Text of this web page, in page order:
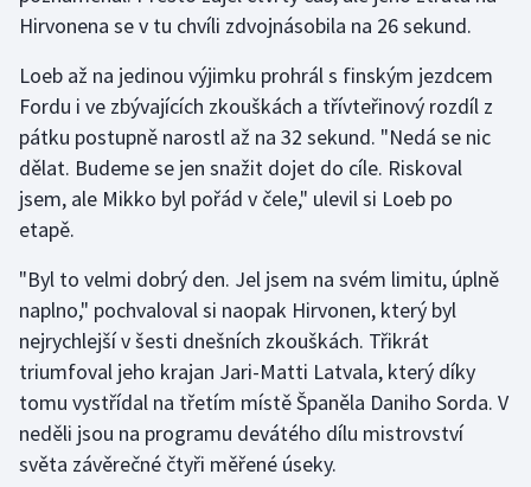
Lyže a snowboard
Moderní pětiboj
Motorsport
Olympijské hry
Parasport
Plavání
Plážový volejbal
Ragby
Rychlobruslení
Hirvonena se v tu chvíli zdvojnásobila na 26 sekund.
Loeb až na jedinou výjimku prohrál s finským jezdcem
Fordu i ve zbývajících zkouškách a třívteřinový rozdíl z
pátku postupně narostl až na 32 sekund. "Nedá se nic
dělat. Budeme se jen snažit dojet do cíle. Riskoval
jsem, ale Mikko byl pořád v čele," ulevil si Loeb po
etapě.
"Byl to velmi dobrý den. Jel jsem na svém limitu, úplně
naplno," pochvaloval si naopak Hirvonen, který byl
nejrychlejší v šesti dnešních zkouškách. Třikrát
triumfoval jeho krajan Jari-Matti Latvala, který díky
tomu vystřídal na třetím místě Španěla Daniho Sorda. V
neděli jsou na programu devátého dílu mistrovství
světa závěrečné čtyři měřené úseky.